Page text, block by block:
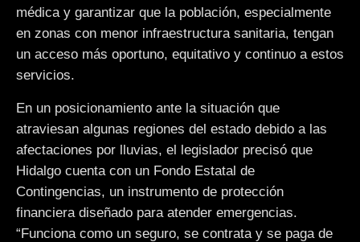
médica y garantizar que la población, especialmente
en zonas con menor infraestructura sanitaria, tengan
un acceso más oportuno, equitativo y continuo a estos
servicios.
En un posicionamiento ante la situación que
atraviesan algunas regiones del estado debido a las
afectaciones por lluvias, el legislador precisó que
Hidalgo cuenta con un Fondo Estatal de
Contingencias, un instrumento de protección
financiera diseñado para atender emergencias.
“Funciona como un seguro, se contrata y se paga de